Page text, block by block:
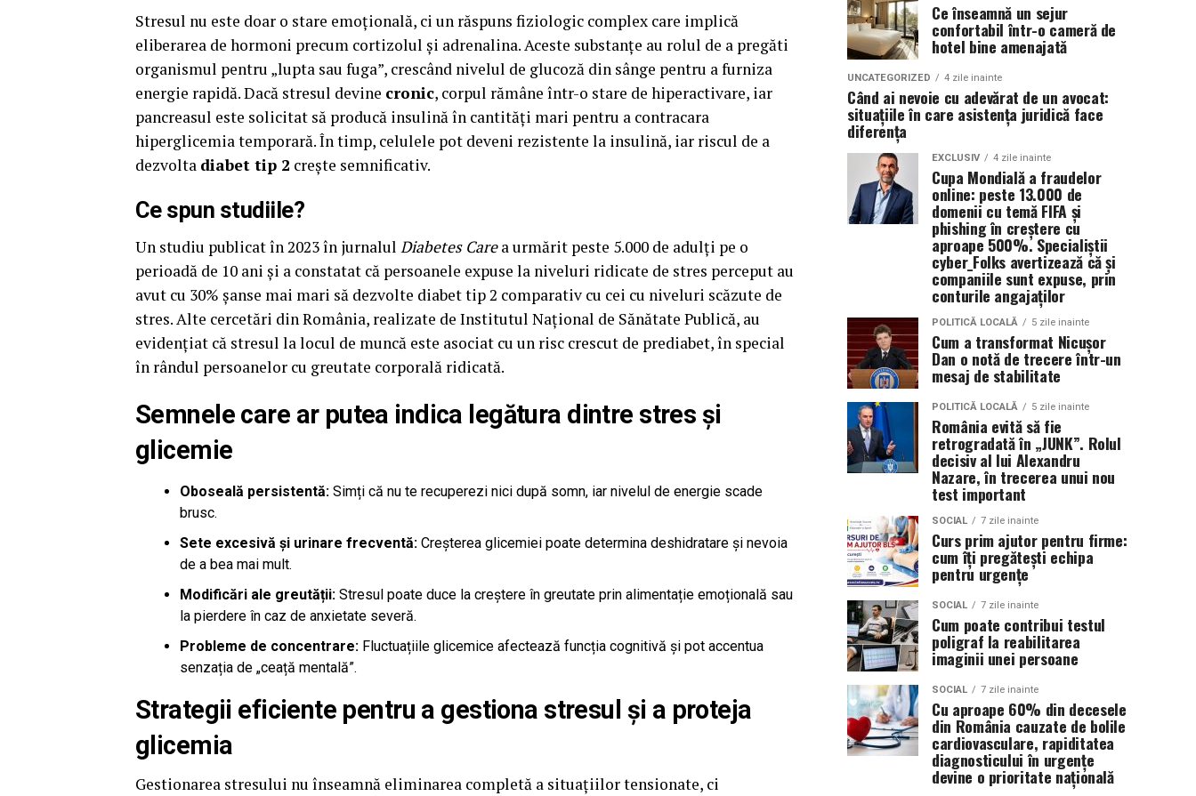
Stresul nu este doar o stare emoțională, ci un răspuns fiziologic complex care implică
eliberarea de hormoni precum cortizolul și adrenalina. Aceste substanțe au rolul de a pregăti
organismul pentru „lupta sau fuga”, crescând nivelul de glucoză din sânge pentru a furniza
energie rapidă. Dacă stresul devine cronic, corpul rămâne într-o stare de hiperactivare, iar
pancreasul este solicitat să producă insulină în cantități mari pentru a contracara
hiperglicemia temporară. În timp, celulele pot deveni rezistente la insulină, iar riscul de a
dezvolta diabet tip 2 crește semnificativ.
Ce spun studiile?
Un studiu publicat în 2023 în jurnalul Diabetes Carea urmărit peste 5.000 de adulți pe o
perioadă de 10 ani și a constatat că persoanele expuse la niveluri ridicate de stres perceput au
avut cu 30% șanse mai mari să dezvolte diabet tip 2 comparativ cu cei cu niveluri scăzute de
stres. Alte cercetări din România, realizate de Institutul Național de Sănătate Publică, au
evidențiat că stresul la locul de muncă este asociat cu un risc crescut de prediabet, în special
în rândul persoanelor cu greutate corporală ridicată.
Semnele care ar putea indica legătura dintre stres și
glicemie
Oboseală persistentă: Simți că nu te recuperezi nici după somn, iar nivelul de energie scade
brusc.
Sete excesivă și urinare frecventă: Creșterea glicemiei poate determina deshidratare și nevoia
de a bea mai mult.
Modificări ale greutății: Stresul poate duce la creștere în greutate prin alimentație emoțională sau
la pierdere în caz de anxietate severă.
Probleme de concentrare: Fluctuațiile glicemice afectează funcția cognitivă și pot accentua
senzația de „ceață mentală”.
Strategii eficiente pentru a gestiona stresul și a proteja
glicemia
Gestionarea stresului nu înseamnă eliminarea completă a situațiilor tensionate, ci
Ce înseamnă un sejur
confortabil într-o cameră de
hotel bine amenajată
UNCATEGORIZED 4 zile inainte
Când ai nevoie cu adevărat de un avocat:
situațiile în care asistența juridică face
diferența
EXCLUSIV 4 zile inainte
Cupa Mondială a fraudelor
online: peste 13.000 de
domenii cu temă FIFA și
phishing în creștere cu
aproape 500%. Specialiștii
cyber_Folks avertizează că și
companiile sunt expuse, prin
conturile angajaților
POLITICĂ LOCALĂ 5 zile inainte
Cum a transformat Nicușor
Dan o notă de trecere într-un
mesaj de stabilitate
POLITICĂ LOCALĂ 5 zile inainte
România evită să fie
retrogradată în „JUNK”. Rolul
decisiv al lui Alexandru
Nazare, în trecerea unui nou
test important
SOCIAL 7 zile inainte
Curs prim ajutor pentru firme:
cum îți pregătești echipa
pentru urgențe
SOCIAL 7 zile inainte
Cum poate contribui testul
poligraf la reabilitarea
imaginii unei persoane
SOCIAL 7 zile inainte
Cu aproape 60% din decesele
din România cauzate de bolile
cardiovasculare, rapiditatea
diagnosticului în urgențe
devine o prioritate națională